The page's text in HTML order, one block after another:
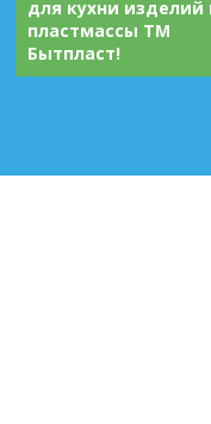
для кухни изделий
пластмассы ТМ
Бытпласт!